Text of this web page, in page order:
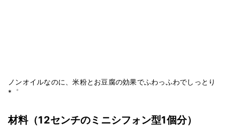
ノンオイルなのに、米粉とお豆腐の効果でふわっふわでしっとり
*゜
材料（12センチのミニシフォン型1個分）